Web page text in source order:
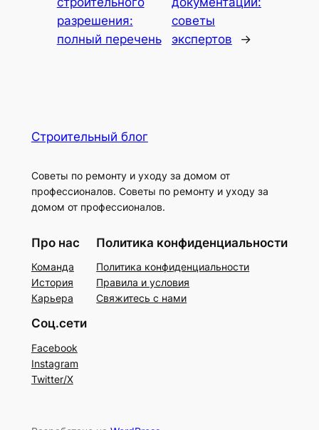
разрешения:
полный перечень
советы
экспертов
→
Строительный блог
Советы по ремонту и уходу за домом от
профессионалов. Советы по ремонту и уходу за
домом от профессионалов.
Про нас
Команда
История
Карьера
Политика конфиденциальности
Политика конфиденциальности
Правила и условия
Свяжитесь с нами
Соц.сети
Facebook
Instagram
Twitter/X